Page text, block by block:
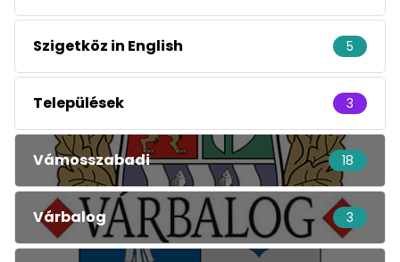
Szigetköz in English 5
Települések 3
Vámosszabadi 18
Várbalog 3